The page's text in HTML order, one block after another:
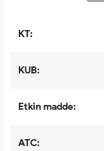
KT:
KUB:
Etkin madde:
ATC: